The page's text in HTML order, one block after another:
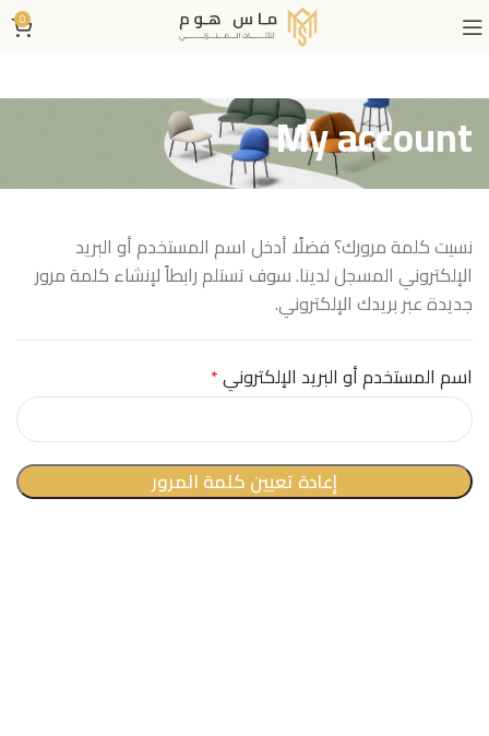
0
My account
نسيت كلمة مرورك؟ فضلًا أدخل اسم المستخدم أو البريد
الإلكتروني المسجل لدينا. سوف تستلم رابطاً لإنشاء كلمة مرور
جديدة عبر بريدك الإلكتروني.
اسم المستخدم أو البريد الإلكتروني*
إعادة تعيين كلمة المرور